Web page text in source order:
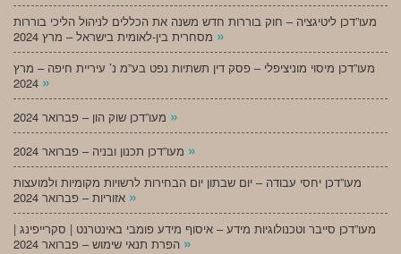
מעו”דכן ליטיגציה – חוק בוררות חדש משנה את הכללים לניהול הליכי בוררות
»
מעו”דכן מיסוי מוניציפלי – פסק דין תשתיות נפט בע”מ נ’ עיריית חיפה – מרץ
»
»
»
מעו”דכן יחסי עבודה – יום שבתון יום הבחירות לרשויות מקומיות ולמועצות
»
מעו”דכן סייבר וטכנולוגיות מידע – איסוף מידע פומבי באינטרנט | סקרייפינג |
»